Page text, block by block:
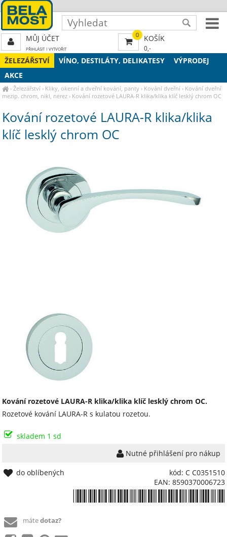
ŽELEZÁŘSTVÍ VÍNO, DESTILÁTY, DELIKATESY
VÝPRODEJ
AKCE
›Železářství › Kliky, okenní a dveřní kování, panty › Kování dveřní › Kování dveřní
mezip. chrom, nikl, nerez › Kování rozetové LAURA-R klika/klika klíč lesklý chrom OC
Kování rozetové LAURA-R klika/klika
klíč lesklý chrom OC
Kování rozetové LAURA-R klika/klika klíč lesklý chrom OC.
Rozetové kování LAURA-R s kulatou rozetou.
skladem 1 sd
Nutné přihlášení pro nákup
kód: C C0351510
EAN: 8590370006723
do oblíbených
mátedotaz?
0 KOŠÍK
0,-
MŮJ ÚČET
PŘIHLÁSIT| VYTVOŘIT